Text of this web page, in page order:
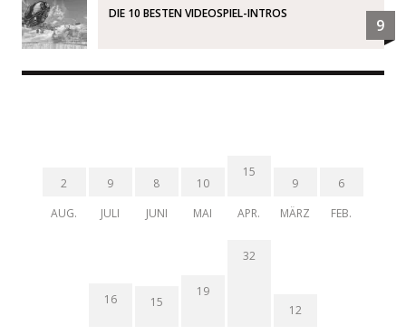
DIE 10 BESTEN VIDEOSPIEL-INTROS
9
2
AUG.
9
JULI
8
JUNI
10
MAI
15
APR.
9
MÄRZ
6
FEB.
16 15
19
32
12